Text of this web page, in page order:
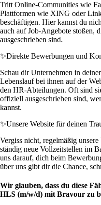
Tritt Online-Communities wie
Plattformen wie XING oder
beschäftigen. Hier kannst du
auch auf Job-Angebote stoßen,
ausgeschrieben sind.
✨Direkte Bewerbungen und
Schau dir Unternehmen in
Lebenslauf bei ihnen auf der
den HR-Abteilungen. Oft sind
offiziell ausgeschrieben sind,
kannst.
✨Unsere Website für deinen
Vergiss nicht, regelmäßig
ständig neue Vollzeitstellen im
uns darauf, dich beim
über uns gibt dir die Chance,
Wir glauben, dass du diese
HLS (m/w/d) mit Bravour zu